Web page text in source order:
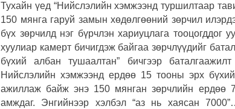
Тухайн үед “Нийслэлийн хэмжээнд туршилтаар
150 мянга гаруй замын хөдөлгөөний зөрчил
бүх зөрчилд нэг бүрчлэн хариуцлага тооцогддог
хуулиар камерт бичигдэж байгаа зөрчлүүдийг
бүхий албан тушаалтан” бичгээр
Нийслэлийн хэмжээнд ердөө 15 тооны эрх
ажиллаж байж энэ 150 мянган зөрчлийн ердөө
амждаг. Энгийнээр хэлбэл “аз нь хаясан